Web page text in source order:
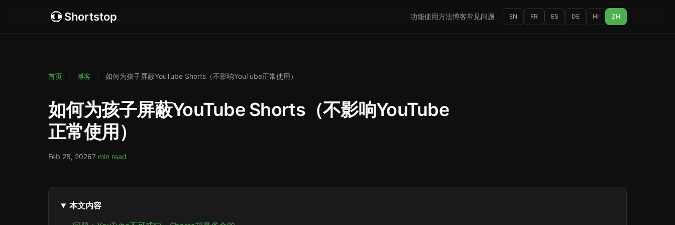
Shortstop 功能使用方法博客常见问题 EN FR ES DE HI ZH
首页 / 博客 / 如何为孩子屏蔽YouTube Shorts（不影响YouTube正常使用）
如何为孩子屏蔽YouTube Shorts（不影响YouTube
正常使用）
Feb 28, 20267 min read
本文内容